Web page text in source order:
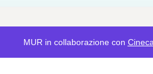
MUR in collaborazione con